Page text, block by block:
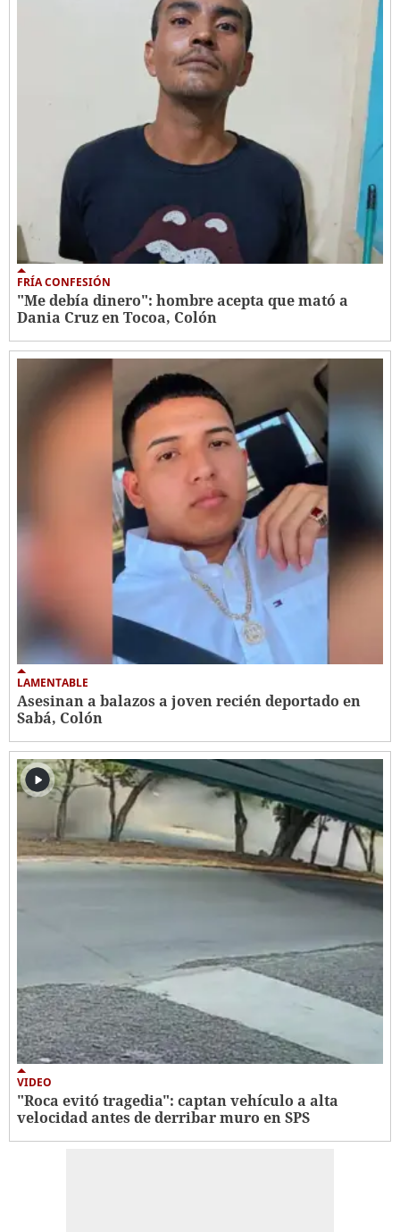
FRÍA CONFESIÓN
"Me debía dinero": hombre acepta que mató a
Dania Cruz en Tocoa, Colón
LAMENTABLE
Asesinan a balazos a joven recién deportado en
Sabá, Colón
VIDEO
"Roca evitó tragedia": captan vehículo a alta
velocidad antes de derribar muro en SPS